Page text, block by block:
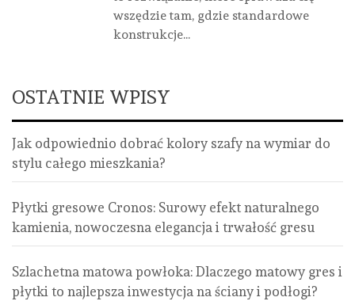
wszędzie tam, gdzie standardowe
konstrukcje...
OSTATNIE WPISY
Jak odpowiednio dobrać kolory szafy na wymiar do
stylu całego mieszkania?
Płytki gresowe Cronos: Surowy efekt naturalnego
kamienia, nowoczesna elegancja i trwałość gresu
Szlachetna matowa powłoka: Dlaczego matowy gres i
płytki to najlepsza inwestycja na ściany i podłogi?